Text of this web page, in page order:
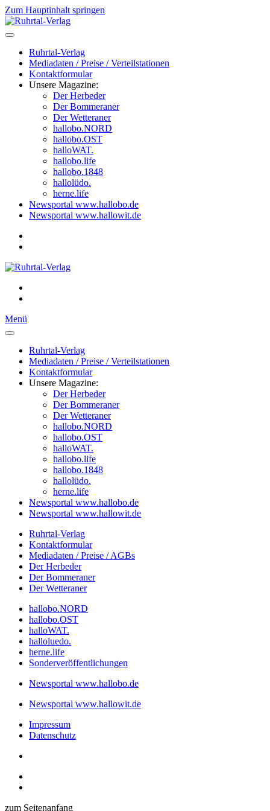
Zum Hauptinhalt springen
Ruhrtal-Verlag
Mediadaten / Preise / Verteilstationen
Kontaktformular
Unsere Magazine:
Der Herbeder
Der Bommeraner
Der Wetteraner
hallobo.NORD
hallobo.OST
halloWAT.
hallobo.life
hallobo.1848
hallolüdo.
herne.life
Newsportal www.hallobo.de
Newsportal www.hallowit.de
Menü
Ruhrtal-Verlag
Mediadaten / Preise / Verteilstationen
Kontaktformular
Unsere Magazine:
Der Herbeder
Der Bommeraner
Der Wetteraner
hallobo.NORD
hallobo.OST
halloWAT.
hallobo.life
hallobo.1848
hallolüdo.
herne.life
Newsportal www.hallobo.de
Newsportal www.hallowit.de
Ruhrtal-Verlag
Kontaktformular
Mediadaten / Preise / AGBs
Der Herbeder
Der Bommeraner
Der Wetteraner
hallobo.NORD
hallobo.OST
halloWAT.
halloluedo.
herne.life
Sonderveröffentlichungen
Newsportal www.hallobo.de
Newsportal www.hallowit.de
Impressum
Datenschutz
zum Seitenanfang